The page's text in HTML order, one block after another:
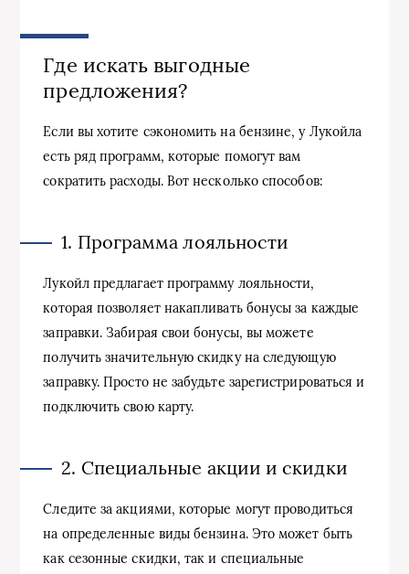
Где искать выгодные
предложения?
Если вы хотите сэкономить на бензине, у Лукойла
есть ряд программ, которые помогут вам
сократить расходы. Вот несколько способов:
1. Программа лояльности
Лукойл предлагает программу лояльности,
которая позволяет накапливать бонусы за каждые
заправки. Забирая свои бонусы, вы можете
получить значительную скидку на следующую
заправку. Просто не забудьте зарегистрироваться и
подключить свою карту.
2. Специальные акции и скидки
Следите за акциями, которые могут проводиться
на определенные виды бензина. Это может быть
как сезонные скидки, так и специальные